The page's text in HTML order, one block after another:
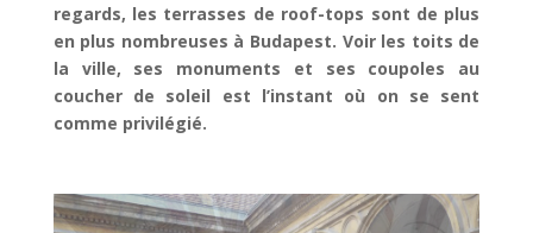
regards, les terrasses de roof-tops sont de plus
en plus nombreuses à Budapest. Voir les toits de
la ville, ses monuments et ses coupoles au
coucher de soleil est l’instant où on se sent
comme privilégié.